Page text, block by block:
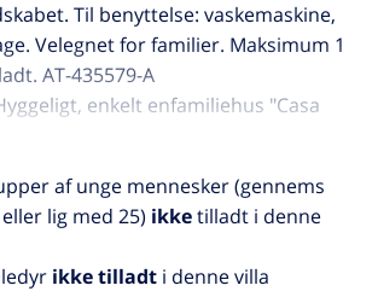
Til benyttelse: vaskemaskine,
Velegnet for familier. Maksimum 1
AT-435579-A
enkelt enfamiliehus "Casa
fra centrum af Moraira, 10.1 km fra
i distriktet Buenavista, rolig, solrige
1.8 km fra havet, i en blind
grund 650 m2, have i
pool (10 x 4 m, 01.01.-31.12.).
havemøbler, grill. I huset:
af unge mennesker (gennems
lig med 25) ikketilladt i denne
ikke tilladt i denne villa